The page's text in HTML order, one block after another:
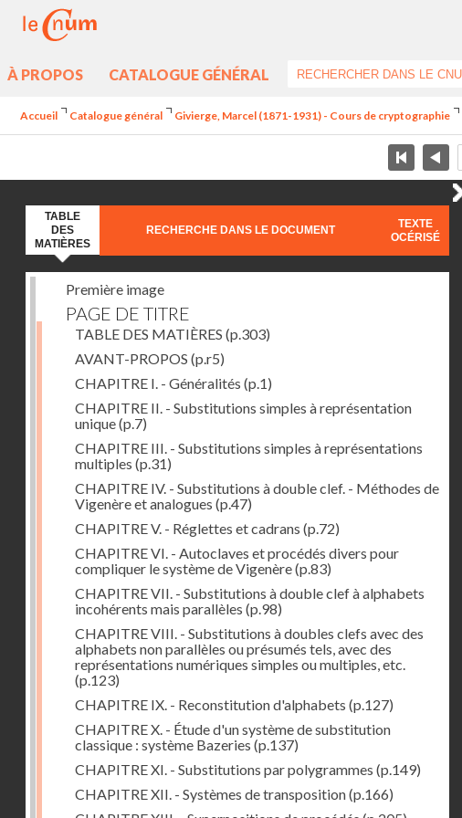
À PROPOS CATALOGUE GÉNÉRAL
Accueil Catalogue général Givierge, Marcel (1871-1931) - Cours de cryptographie
TABLE
DES
MATIÈRES
RECHERCHE DANS LE DOCUMENT
TEXTE
OCÉRISÉ
Première image
PAGE DE TITRE
TABLE DES MATIÈRES (p.303)
AVANT-PROPOS (p.r5)
CHAPITRE I. - Généralités (p.1)
CHAPITRE II. - Substitutions simples à représentation
unique(p.7)
CHAPITRE III. - Substitutions simples à représentations
multiples (p.31)
CHAPITRE IV. - Substitutions à double clef. - Méthodes de
Vigenère et analogues (p.47)
CHAPITRE V. - Réglettes et cadrans (p.72)
CHAPITRE VI. - Autoclaves et procédés divers pour
compliquer le système de Vigenère(p.83)
CHAPITRE VII. - Substitutions à double clef à alphabets
incohérents mais parallèles (p.98)
CHAPITRE VIII. - Substitutions à doubles clefs avec des
alphabets non parallèles ou présumés tels, avec des
représentations numériques simples ou multiples, etc.
(p.123)
CHAPITRE IX. - Reconstitution d'alphabets (p.127)
CHAPITRE X. - Étude d'un système de substitution
classique : système Bazeries (p.137)
CHAPITRE XI. - Substitutions par polygrammes (p.149)
CHAPITRE XII. - Systèmes de transposition(p.166)